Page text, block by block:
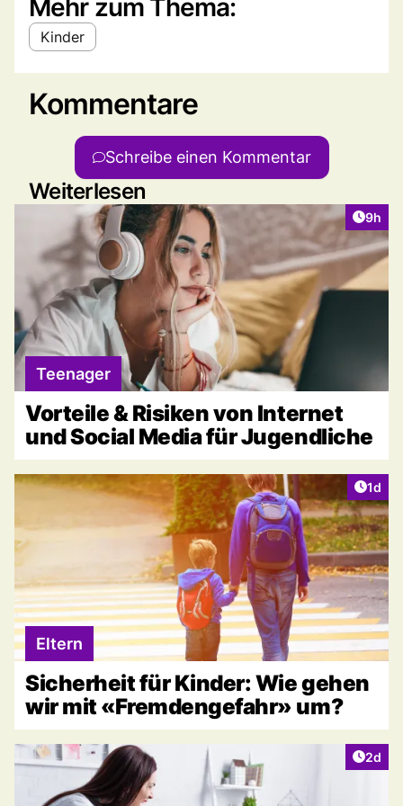
Mehr zum Thema:
Kinder
Kommentare
Schreibe einen Kommentar
Weiterlesen
9h
Teenager
Vorteile & Risiken von Internet
und Social Media für Jugendliche
1d
Eltern
Sicherheit für Kinder: Wie gehen
wir mit «Fremdengefahr» um?
2d